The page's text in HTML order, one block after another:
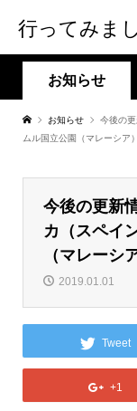
行ってみま
world
お知らせ
お知らせ
今後の
ムル国立公園（マレーシア
今後の更新
カ（スペイ
（マレーシ
2019.01.01
Tweet
+1